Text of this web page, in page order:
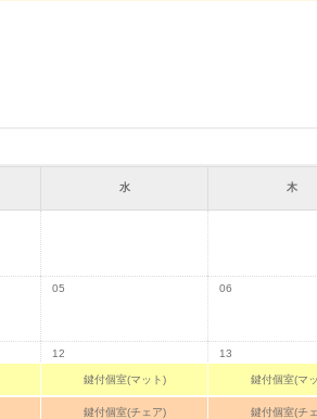
水 木
05 06
12
鍵付個室(マット)
鍵付個室(チェア)
13
鍵付個室(マ
鍵付個室(チ